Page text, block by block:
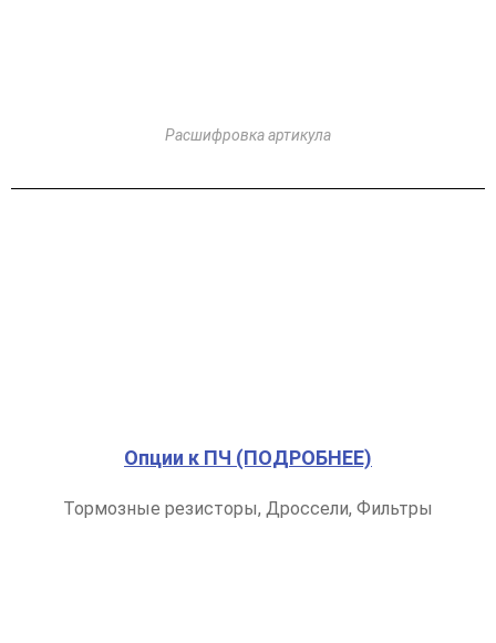
Расшифровка артикула
Опции к ПЧ (ПОДРОБНЕЕ)
Тормозные резисторы, Дроссели, Фильтры